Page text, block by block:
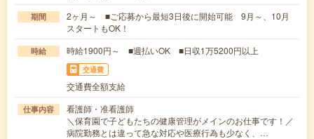
期間
2ヶ月～ ■ご応募から最短3日後に開始可能 9月～、10月
スタートもOK！
時給 時給1900円～ ■週払いOK ■日収1万5200円以上
交通費
交通費全額支給
仕事内容
看護師・准看護師
＼保育園で子どもたちの健康管理がメインのお仕事です！／
病院勤務とは違って急な対応や医療行為も少なく、…